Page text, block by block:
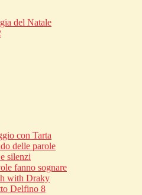
del Natale
con Tarta
delle parole
silenzi
fanno sognare
with Draky
Delfino 8